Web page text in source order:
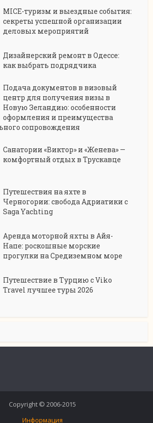
MICE-туризм и выездные события:
секреты успешной организации
деловых мероприятий
Дизайнерский ремонт в Одессе:
как выбрать подрядчика
Подача документов в визовый
центр для получения визы в
Новую Зеландию: особенности
оформления и преимущества
сопровождения
Санатории «Виктор» и «Женева» —
комфортный отдых в Трускавце
Путешествия на яхте в
Черногории: свобода Адриатики с
Saga Yachting
Аренда моторной яхты в Айя-
Напе: роскошные морские
прогулки на Средиземном море
Путешествие в Турцию с Viko
Travel лучшее туры 2026
Copyright © 2006-2015
Информация